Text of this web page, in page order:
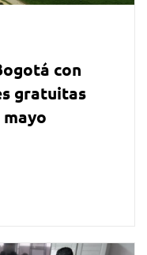
con
gratuitas